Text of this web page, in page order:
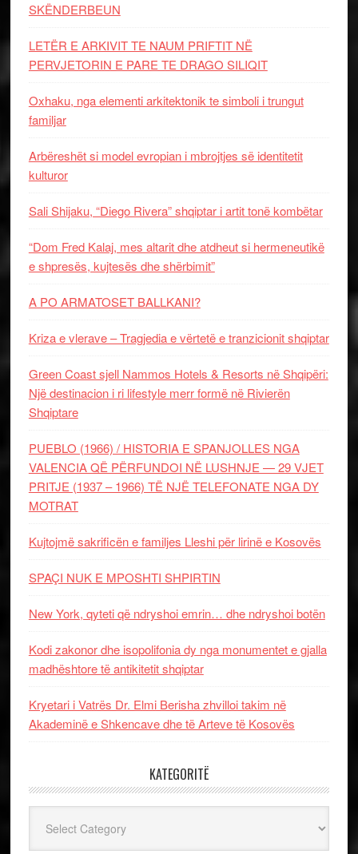
SKËNDERBEUN
LETËR E ARKIVIT TE NAUM PRIFTIT NË
PERVJETORIN E PARE TE DRAGO SILIQIT
Oxhaku, nga elementi arkitektonik te simboli i trungut
familjar
Arbëreshët si model evropian i mbrojtjes së identitetit
kulturor
Sali Shijaku, “Diego Rivera” shqiptar i artit tonë kombëtar
“Dom Fred Kalaj, mes altarit dhe atdheut si hermeneutikë
e shpresës, kujtesës dhe shërbimit”
A PO ARMATOSET BALLKANI?
Kriza e vlerave – Tragjedia e vërtetë e tranzicionit shqiptar
Green Coast sjell Nammos Hotels & Resorts në Shqipëri:
Një destinacion i ri lifestyle merr formë në Rivierën
Shqiptare
PUEBLO (1966) / HISTORIA E SPANJOLLES NGA
VALENCIA QË PËRFUNDOI NË LUSHNJE — 29 VJET
PRITJE (1937 – 1966) TË NJË TELEFONATE NGA DY
MOTRAT
Kujtojmë sakrificën e familjes Lleshi për lirinë e Kosovës
SPAÇI NUK E MPOSHTI SHPIRTIN
New York, qyteti që ndryshoi emrin… dhe ndryshoi botën
Kodi zakonor dhe isopolifonia dy nga monumentet e gjalla
madhështore të antikitetit shqiptar
Kryetari i Vatrës Dr. Elmi Berisha zhvilloi takim në
Akademinë e Shkencave dhe të Arteve të Kosovës
KATEGORITË